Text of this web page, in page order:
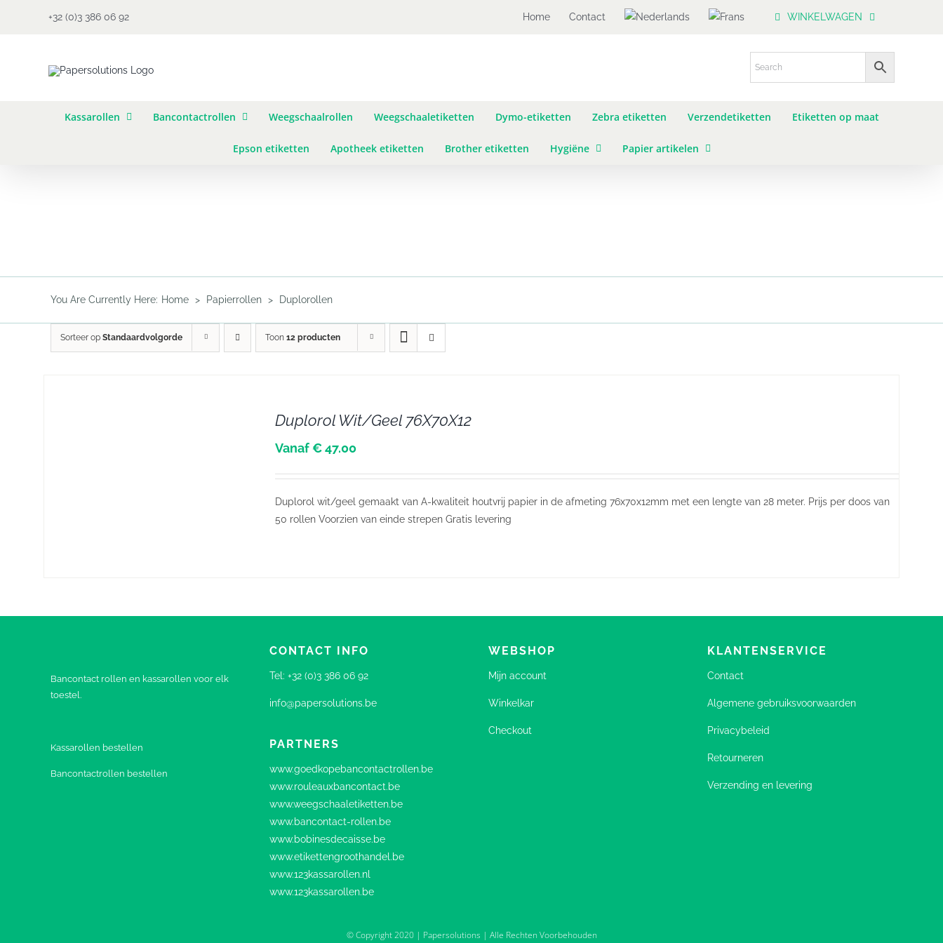
+32 (0)3 386 06 92 Home Contact WINKELWAGEN
Kassarollen Bancontactrollen Weegschaalrollen Weegschaaletiketten Dymo-etiketten Zebra etiketten Verzendetiketten Etiketten op maat
Epson etiketten Apotheek etiketten Brother etiketten Hygiëne Papier artikelen
You Are Currently Here: Home > Papierrollen > Duplorollen
Sorteer op Standaardvolgorde Toon 12 producten
Duplorol Wit/Geel 76X70X12
Vanaf € 47.00
Duplorol wit/geel gemaakt van A-kwaliteit houtvrij papier in de afmeting 76x70x12mm met een lengte van 28 meter. Prijs per doos van
50 rollen Voorzien van einde strepen Gratis levering
Bancontact rollen en kassarollen voor elk
toestel.
Kassarollen bestellen
Bancontactrollen bestellen
CONTACT INFO
Tel: +32 (0)3 386 06 92
info@papersolutions.be
PARTNERS
www.goedkopebancontactrollen.be
www.rouleauxbancontact.be
www.weegschaaletiketten.be
www.bancontact-rollen.be
www.bobinesdecaisse.be
www.etikettengroothandel.be
www.123kassarollen.nl
www.123kassarollen.be
WEBSHOP
Mijn account
Winkelkar
Checkout
KLANTENSERVICE
Contact
Algemene gebruiksvoorwaarden
Privacybeleid
Retourneren
Verzending en levering
© Copyright 2020 | Papersolutions | Alle Rechten Voorbehouden